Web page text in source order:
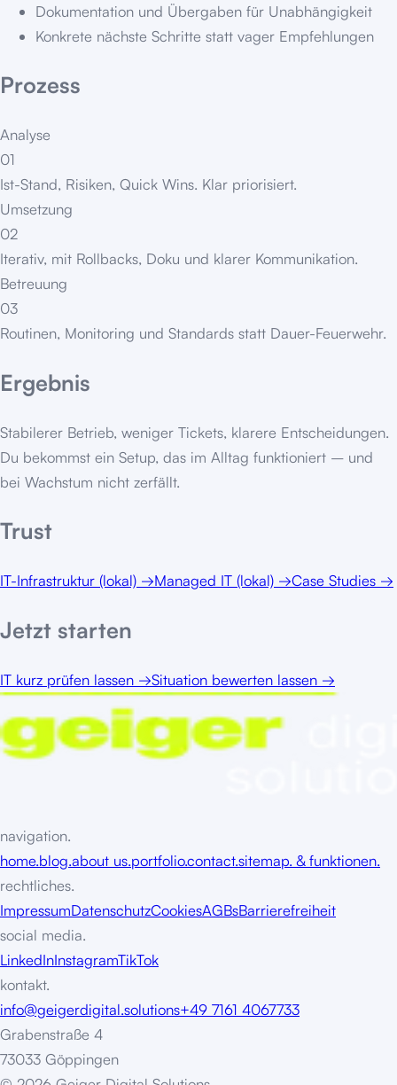
Dokumentation und Übergaben für Unabhängigkeit
Konkrete nächste Schritte statt vager Empfehlungen
Prozess
Analyse
01
Ist-Stand, Risiken, Quick Wins. Klar priorisiert.
Umsetzung
02
Iterativ, mit Rollbacks, Doku und klarer Kommunikation.
Betreuung
03
Routinen, Monitoring und Standards statt Dauer-Feuerwehr.
Ergebnis
Stabilerer Betrieb, weniger Tickets, klarere Entscheidungen.
Du bekommst ein Setup, das im Alltag funktioniert – und
bei Wachstum nicht zerfällt.
Trust
IT-Infrastruktur (lokal) →Managed IT (lokal) →Case Studies →
Jetzt starten
IT kurz prüfen lassen →Situation bewerten lassen →
navigation.
home.blog.about us.portfolio.contact.sitemap. & funktionen.
rechtliches.
ImpressumDatenschutzCookiesAGBsBarrierefreiheit
social media.
LinkedInInstagramTikTok
kontakt.
info@geigerdigital.solutions+49 7161 4067733
Grabenstraße 4
73033 Göppingen